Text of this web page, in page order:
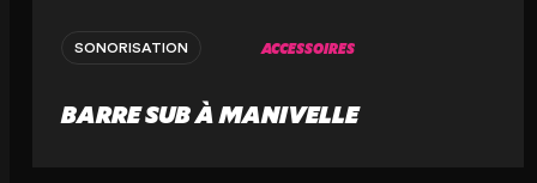
SONORISATION ACCESSOIRES
BARRE SUB À MANIVELLE